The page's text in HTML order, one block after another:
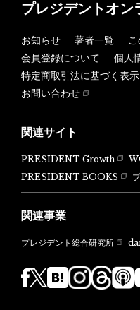
プレジデントオン
お知らせ 著者一覧
会員登録について
個人
特定商取引法に基づく表示
お問い合わせ
関連サイト
PRESIDENT Growth
PRESIDENT BOOKS
関連事業
プレジデント総合研究所